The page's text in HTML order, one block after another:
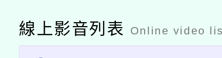
線上影音列表 Online video